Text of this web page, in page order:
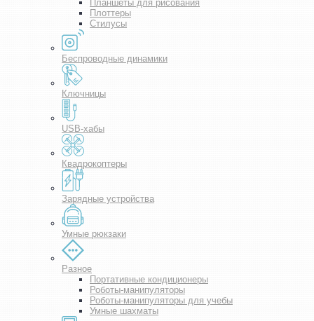
Планшеты для рисования
Плоттеры
Стилусы
Беспроводные динамики
Ключницы
USB-хабы
Квадрокоптеры
Зарядные устройства
Умные рюкзаки
Разное
Портативные кондиционеры
Роботы-манипуляторы
Роботы-манипуляторы для учебы
Умные шахматы